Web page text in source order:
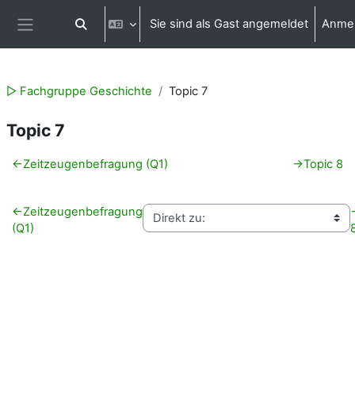
Website-Übersicht
Sucheingabe umschaltenSie sind als Gast angemeldet
▻ Fachgruppe Geschichte Topic 7
Topic 7
Abschnittsübersicht
←Zeitzeugenbefragung (Q1) →Topic 8
←Zeitzeugenbefragung
(Q1)